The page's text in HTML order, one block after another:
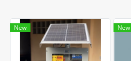
New New